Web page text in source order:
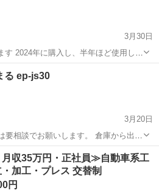
3月30日
す 2024年に購入し、半年ほど使用しそ
作は問題ありませんのでよければよろ
る ep-js30
3月20日
お願いします。 倉庫から出て
す。 現状でのお引渡しになります。
て引き取っていただきますようお願い
キッチン家電 あじまる
収35万円・正社員≫自動車系工
加工・プレス 交替制
円